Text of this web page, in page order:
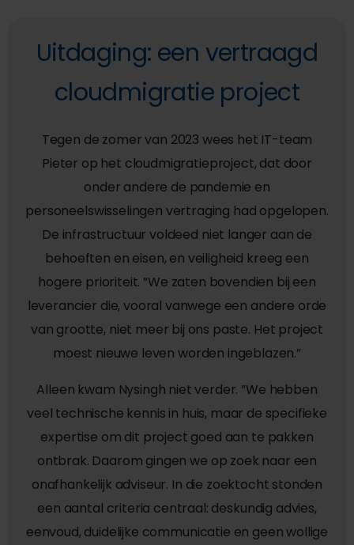
Uitdaging: een vertraagd
cloudmigratie project
Tegen de zomer van 2023 wees het IT-team
Pieter op het cloudmigratieproject, dat door
onder andere de pandemie en
personeelswisselingen vertraging had opgelopen.
De infrastructuur voldeed niet langer aan de
behoeften en eisen, en veiligheid kreeg een
hogere prioriteit. ”We zaten bovendien bij een
leverancier die, vooral vanwege een andere orde
van grootte, niet meer bij ons paste. Het project
moest nieuwe leven worden ingeblazen.”
Alleen kwam Nysingh niet verder. ”We hebben
veel technische kennis in huis, maar de specifieke
expertise om dit project goed aan te pakken
ontbrak. Daarom gingen we op zoek naar een
onafhankelijk adviseur. In die zoektocht stonden
een aantal criteria centraal: deskundig advies,
eenvoud, duidelijke communicatie en geen wollige